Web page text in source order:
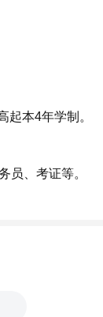
本4年学制。
员、考证等。